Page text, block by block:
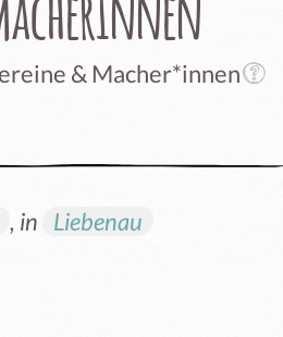
& Macher*innen
, in Liebenau